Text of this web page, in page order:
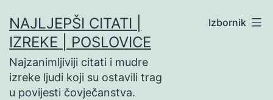
na
sadržaj
NAJLJEPŠI CITATI |
IZREKE | POSLOVICE
Najzanimljiviji citati i mudre
izreke ljudi koji su ostavili trag
u povijesti čovječanstva.
Izbornik